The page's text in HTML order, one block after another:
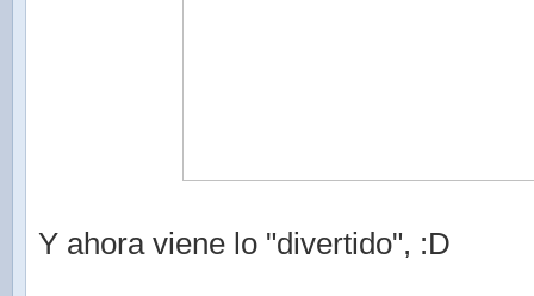
Y ahora viene lo "divertido", :D